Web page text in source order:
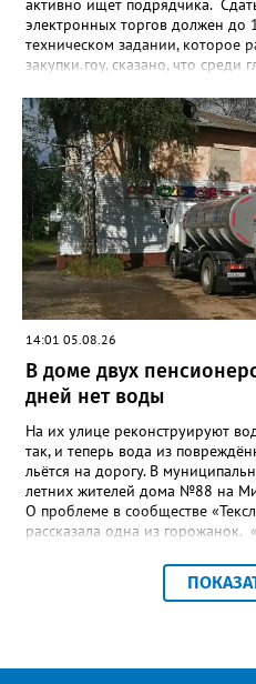
активно ищет подрядчика.
электронных торгов должен до
техническом задании, которое
закупки.гоу, сказано, что среди
повышение
схем, исполнителю нужно
строительству и
оценив размер вложений, а
бесхозных объектов и
сферы городского хозяйства. В
«Златоуст.инфо» сообщал о
вопроса была почти в три раза
486 рублей, а в списке работ
системы ливнёвок.
14:01 05.08.26
В доме двух
дней нет воды
На их улице реконструируют
так, и теперь вода из
льётся на дорогу. В
летних жителей дома №88 на
О проблеме в сообществе
рассказала одна из горожанок.
гл.инженера Шепелева А.Н. из
МУП ЗГО "Златоустовское
пунктуация авторские). Под